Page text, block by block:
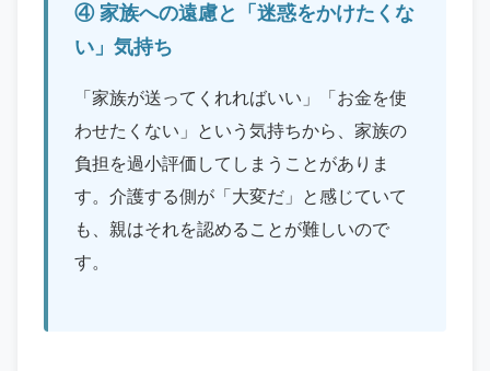
④ 家族への遠慮と「迷惑をかけたくな
い」気持ち
「家族が送ってくれればいい」「お金を使
わせたくない」という気持ちから、家族の
負担を過小評価してしまうことがありま
す。介護する側が「大変だ」と感じていて
も、親はそれを認めることが難しいので
す。